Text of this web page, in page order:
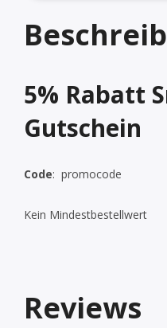
5% Rabatt
Gutschein
Code: promocode
Kein Mindestbestellwert
Reviews